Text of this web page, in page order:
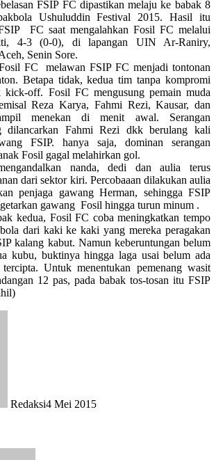
FSIP FC dipastikan melaju ke babak 8
Ushuluddin Festival 2015. Hasil itu
FC saat mengalahkan Fosil FC melalui
4-3 (0-0), di lapangan UIN Ar-Raniry,
Senin Sore.
FC melawan FSIP FC menjadi tontonan
Betapa tidak, kedua tim tanpa kompromi
kick-off. Fosil FC mengusung pemain muda
Reza Karya, Fahmi Rezi, Kausar, dan
menekan di menit awal. Serangan
dilancarkan Fahmi Rezi dkk berulang kali
FSIP. hanya saja, dominan serangan
Fosil gagal melahirkan gol.
nanda, dedi dan aulia terus
dari sektor kiri. Percobaaan dilakukan aulia
penjaga gawang Herman, sehingga FSIP
gawang Fosil hingga turun minum .
kedua, Fosil FC coba meningkatkan tempo
dari kaki ke kaki yang mereka peragakan
kalang kabut. Namun keberuntungan belum
kubu, buktinya hingga laga usai belum ada
Untuk menentukan pemenang wasit
12 pas, pada babak tos-tosan itu FSIP
Redaksi4 Mei 2015